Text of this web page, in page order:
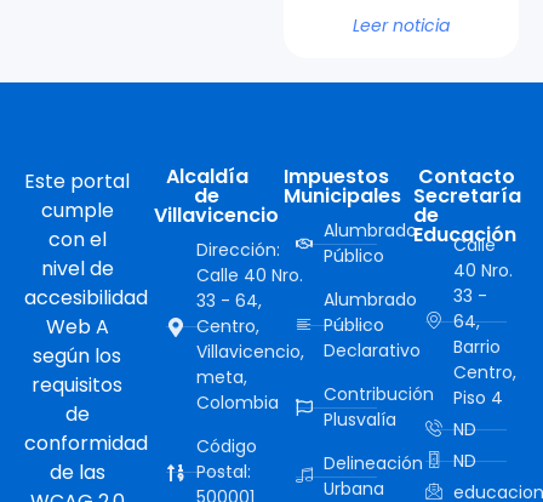
Leer noticia
Este portal
cumple
con el
nivel de
accesibilidad
Web A
según los
requisitos
de
conformidad
de las
Alcaldía
de
Villavicencio
Dirección:
Calle 40 Nro.
33 - 64,
Centro,
Villavicencio,
meta,
Colombia
Código
Postal:
Impuestos
Municipales
Alumbrado
Público
Alumbrado
Público
Declarativo
Contribución
Plusvalía
Delineación
Urbana
Contacto
Secretaría
de
Educación
Calle
40 Nro.
33 -
64,
Barrio
Centro,
Piso 4
ND
ND